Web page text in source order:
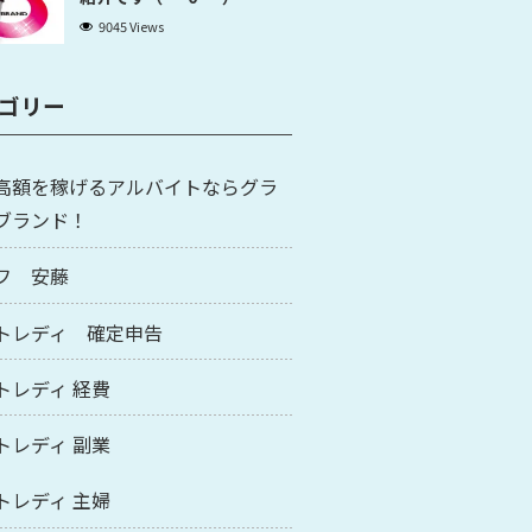
9045 Views
リー
額を稼げるアルバイトならグラ
ランド！
安藤
レディ 確定申告
レディ 経費
レディ 副業
レディ 主婦